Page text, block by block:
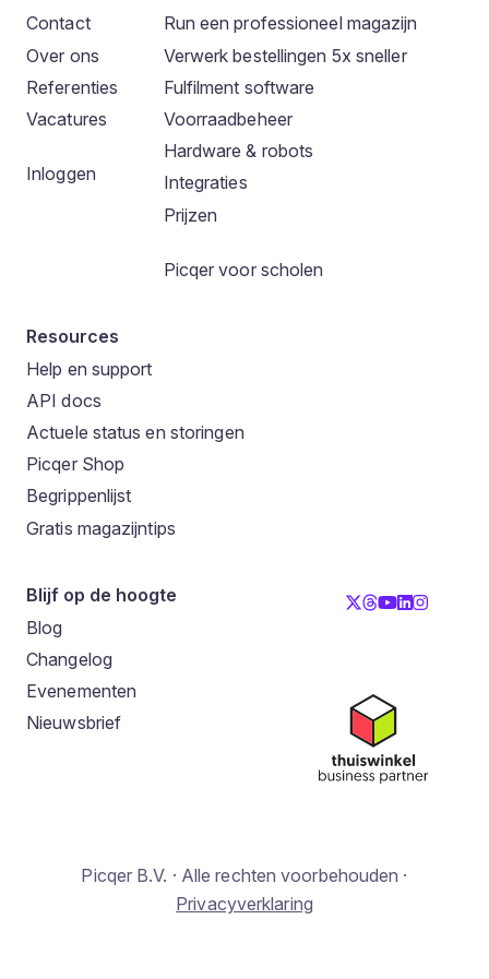
Contact
Over ons
Referenties
Vacatures
Inloggen
Run een professioneel magazijn
Verwerk bestellingen 5x sneller
Fulfilment software
Voorraadbeheer
Hardware & robots
Integraties
Prijzen
Picqer voor scholen
Resources
Help en support
API docs
Actuele status en storingen
Picqer Shop
Begrippenlijst
Gratis magazijntips
Blijf op de hoogte
Blog
Changelog
Evenementen
Nieuwsbrief
Picqer B.V. · Alle rechten voorbehouden ·
Privacyverklaring